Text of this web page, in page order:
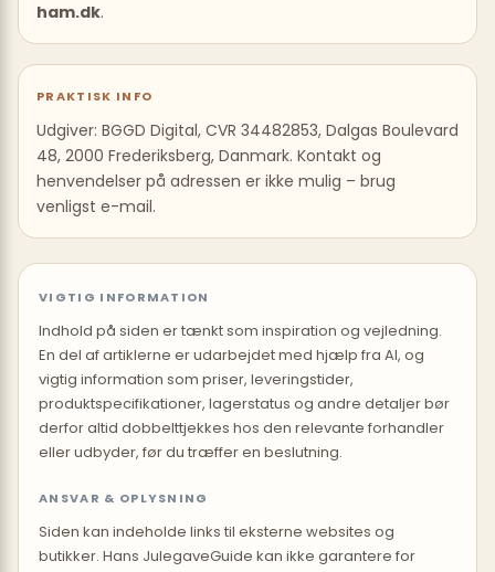
ham.dk.
PRAKTISK INFO
Udgiver: BGGD Digital, CVR 34482853, Dalgas Boulevard
48, 2000 Frederiksberg, Danmark. Kontakt og
henvendelser på adressen er ikke mulig – brug
venligst e-mail.
VIGTIG INFORMATION
Indhold på siden er tænkt som inspiration og vejledning.
En del af artiklerne er udarbejdet med hjælp fra AI, og
vigtig information som priser, leveringstider,
produktspecifikationer, lagerstatus og andre detaljer bør
derfor altid dobbelttjekkes hos den relevante forhandler
eller udbyder, før du træffer en beslutning.
ANSVAR & OPLYSNING
Siden kan indeholde links til eksterne websites og
butikker. Hans JulegaveGuide kan ikke garantere for